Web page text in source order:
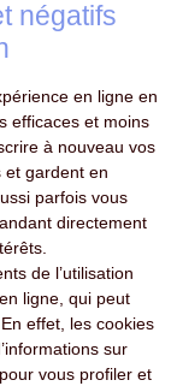
négatifs
en ligne en
efficaces et moins
à nouveau vos
et gardent en
parfois vous
directement
de l’utilisation
ligne, qui peut
effet, les cookies
sur
vous profiler et